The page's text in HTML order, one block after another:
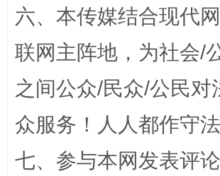
完善运行机制助力责任有效落实
六、本传媒结合现代
联网主阵地，为社会/
之间公众/民众/公民
众服务！人人都作守法
七、参与本网发表评